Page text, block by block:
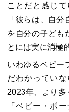
ことだと感じ
「彼らは、自
を自分の子ども
とには実に消極
いわゆるベビー
だわかってい
2023年、より多
「ベビー・ボ